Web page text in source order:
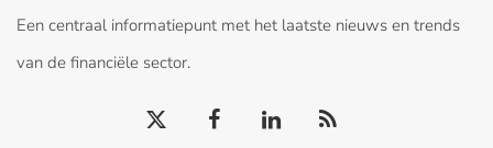
Een centraal informatiepunt met het laatste nieuws en trends
van de financiële sector.